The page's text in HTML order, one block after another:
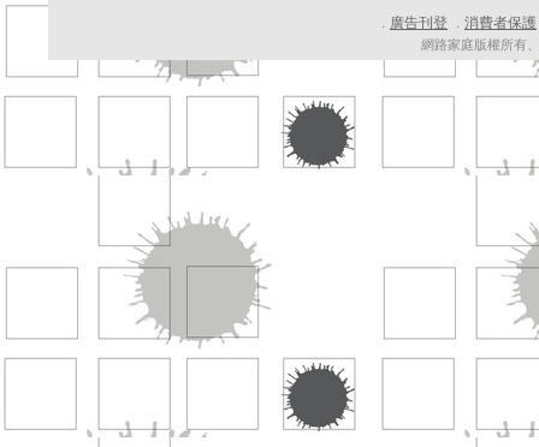
． 廣告刊登 ． 消費者保護
網路家庭版權所有